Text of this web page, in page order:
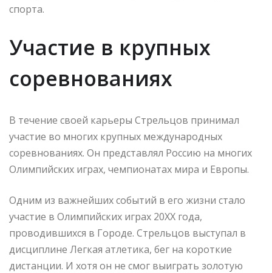
спорта.
Участие в крупных
соревнованиях
В течение своей карьеры Стрельцов принимал
участие во многих крупных международных
соревнованиях. Он представлял Россию на многих
Олимпийских играх, чемпионатах мира и Европы.
Одним из важнейших событий в его жизни стало
участие в Олимпийских играх 20XX года,
проводившихся в Городе. Стрельцов выступал в
дисциплине Легкая атлетика, бег на короткие
дистанции. И хотя он не смог выиграть золотую